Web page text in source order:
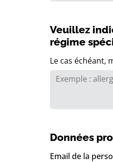
Veuillez
régime
Le cas échéant,
Données
Email de la